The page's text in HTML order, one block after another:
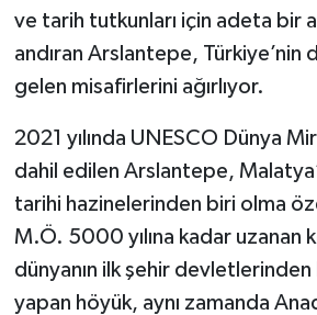
ve tarih tutkunları için adeta bir
andıran Arslantepe, Türkiye’nin
gelen misafirlerini ağırlıyor.
2021 yılında UNESCO Dünya
dahil edilen Arslantepe,
tarihi hazinelerinden biri olma
M.Ö. 5000 yılına kadar uzanan
dünyanın ilk şehir
yapan höyük, aynı zamanda